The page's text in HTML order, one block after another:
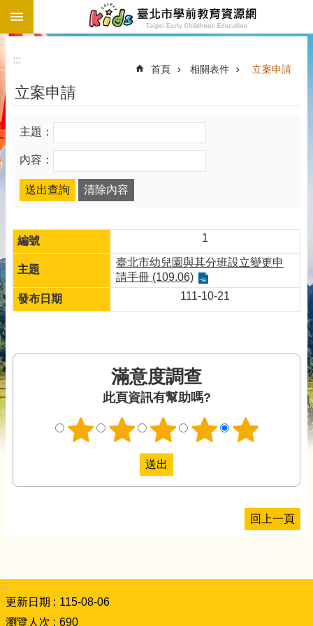
跳到主要內容區塊
:::
首頁 相關表件 立案申請
立案申請
主題：
內容：
1
臺北市幼兒園與其分班設立變更申
請手冊 (109.06)
111-10-21
滿意度調查
此頁資訊有幫助嗎?
回上一頁
:::
更新日期
115-08-06
瀏覽人次
690